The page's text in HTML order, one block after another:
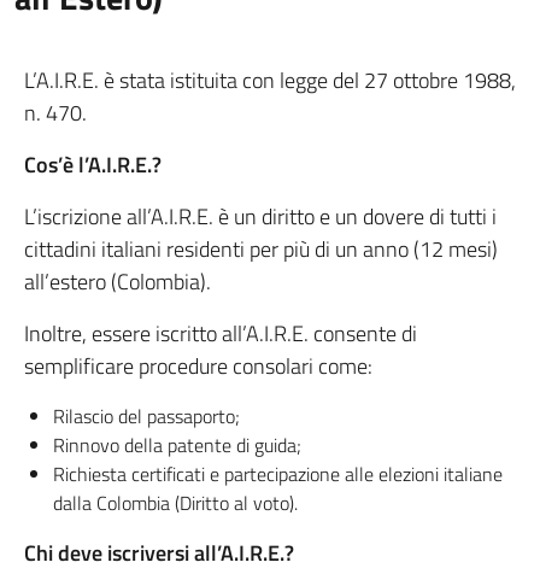
L’A.I.R.E. è stata istituita con legge del 27 ottobre 1988,
n. 470.
Cos’è l’A.I.R.E.?
L’iscrizione all’A.I.R.E. è un diritto e un dovere di tutti i
cittadini italiani residenti per più di un anno (12 mesi)
all’estero (Colombia).
Inoltre, essere iscritto all’A.I.R.E. consente di
semplificare procedure consolari come:
Rilascio del passaporto;
Rinnovo della patente di guida;
Richiesta certificati e partecipazione alle elezioni italiane
dalla Colombia (Diritto al voto).
Chi deve iscriversi all’A.I.R.E.?